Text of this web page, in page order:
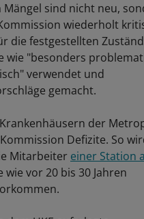
Mängel sind nicht neu,
wiederholt
die festgestellten
wie "besonders
verwendet und
gemacht.
der
Defizite. So
Mitarbeiter einer Station
vor 20 bis 30 Jahren